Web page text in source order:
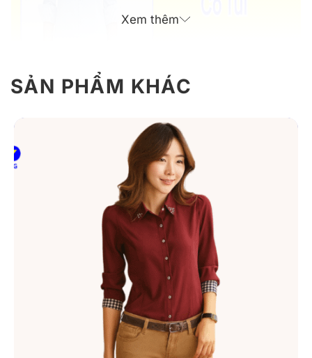
Giới thiệu thông tin áo sơ mi nữ đồng
phục S30 xanh dương nhạt có túi
Áo sơ mi nữ công sở S30 là sự lựa chọn hoàn hảo cho
phong cách làm việc chuyên nghiệp, lịch sự nhưng vẫn
giữ được nét thanh lịch, trẻ trung. Thiết kế đơn giản
nhưng tinh tế, kết hợp với chất liệu cao cấp, đảm bảo
sự thoải mái tối đa cho người mặc trong suốt ngày dài
Xem thêm
SẢN PHẨM KHÁC